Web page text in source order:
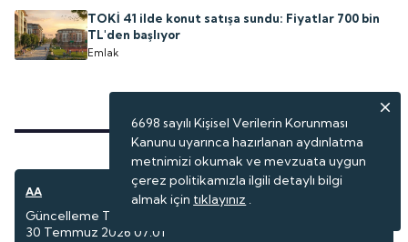
TOKİ 41 ilde konut satışa sundu: Fiyatlar 700 bin
TL'den başlıyor
Emlak
AA
Güncelleme Tarihi:
30 Temmuz 2026 07:01
6698 sayılı Kişisel Verilerin Korunması
Kanunu uyarınca hazırlanan aydınlatma
metnimizi okumak ve mevzuata uygun
çerez politikamızla ilgili detaylı bilgi
almak için tıklayınız .